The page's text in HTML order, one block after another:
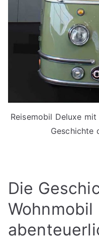
Reisemobil Deluxe
Geschichte
Die
Wohnmobil